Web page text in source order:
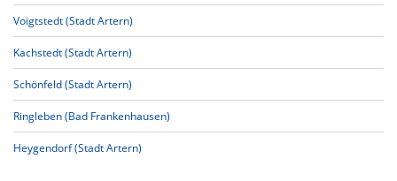
Voigtstedt (Stadt Artern)
Kachstedt (Stadt Artern)
Schönfeld (Stadt Artern)
Ringleben (Bad Frankenhausen)
Heygendorf (Stadt Artern)